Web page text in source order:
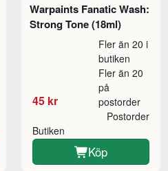
Warpaints Fanatic Wash:
Strong Tone (18ml)
45 kr
Fler än 20 i
butiken
Fler än 20
på
postorder
Butiken
Postorder
Köp